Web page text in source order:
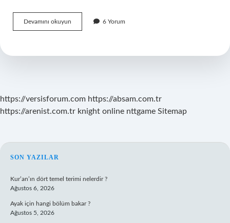
Devamını okuyun Öksürüğü
Ne
6 Yorum
https://versisforum.com https://absam.com.tr
https://arenist.com.tr knight online nttgame Sitemap
SIDEBAR
SON YAZILAR
Kur’an’ın dört temel terimi nelerdir ?
Ağustos 6, 2026
Ayak için hangi bölüm bakar ?
Ağustos 5, 2026